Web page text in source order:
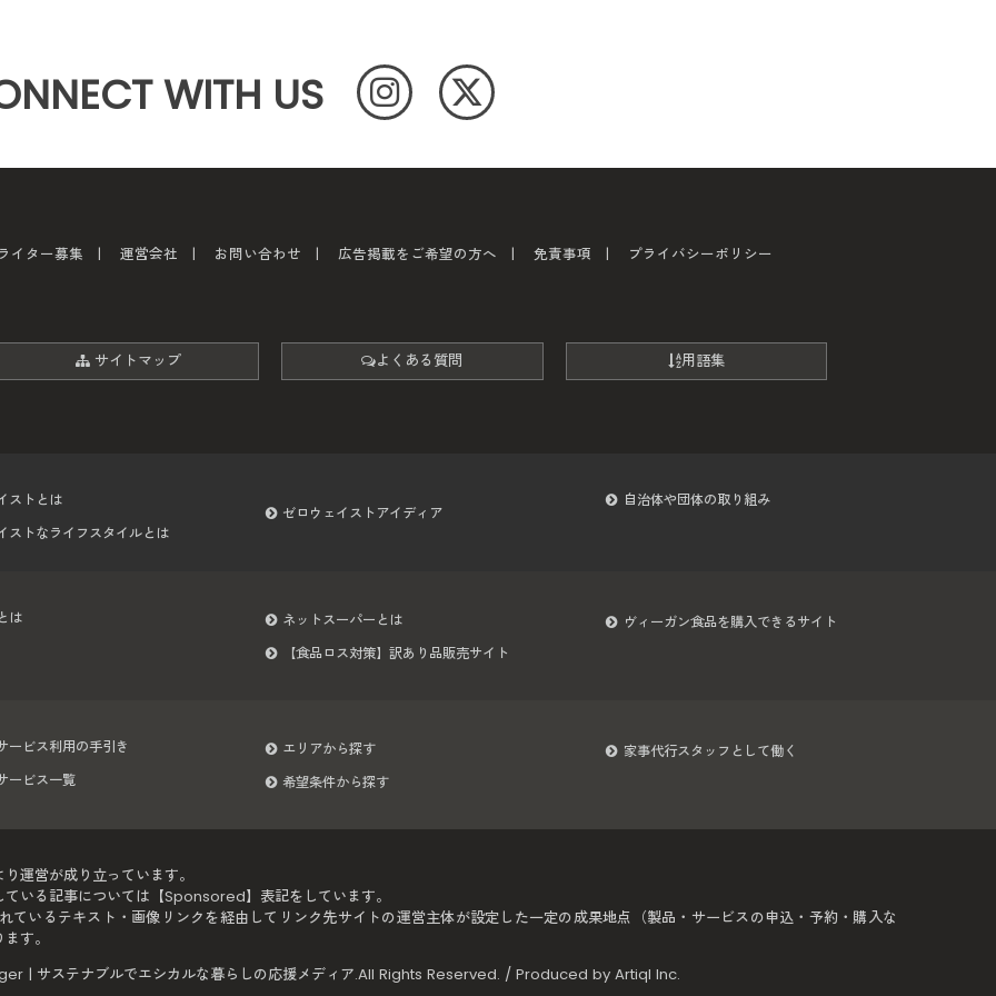
WITH US
イター募集 運営会社 お問い合わせ 広告掲載をご希望の方へ 免責事項 プライバシーポリシー
サイトマップ よくある質問 用語集
ストとは
ストなライフスタイルとは
ゼロウェイストアイディア
自治体や団体の取り組み
は
ネットスーパーとは
【食品ロス対策】訳あり品販売サイト
ヴィーガン食品を購入できるサイト
ービス利用の手引き
ービス一覧
エリアから探す
希望条件から探す
家事代行スタッフとして働く
運営が成り立っています。
いる記事については【Sponsored】表記をしています。
いるテキスト・画像リンクを経由してリンク先サイトの運営主体が設定した一定の成果地点（製品・サービスの申込・予約・購入な
す。
| サステナブルでエシカルな暮らしの応援メディア.All Rights Reserved. / Produced by Artiql Inc.